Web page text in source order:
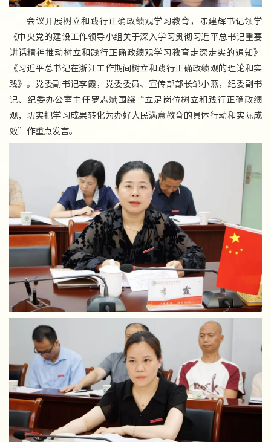
会议开展树立和践行正确政绩观学习教育，陈建辉书记领学
《中央党的建设工作领导小组关于深入学习贯彻习近平总书记重要
讲话精神推动树立和践行正确政绩观学习教育走深走实的通知》
《习近平总书记在浙江工作期间树立和践行正确政绩观的理论和实
践》。党委副书记李霞，党委委员、宣传部部长邹小燕，纪委副书
记、纪委办公室主任罗志斌围绕“立足岗位树立和践行正确政绩
观，切实把学习成果转化为办好人民满意教育的具体行动和实际成
效”作重点发言。